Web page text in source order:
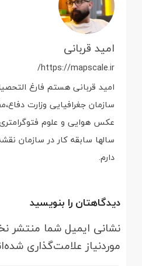
امید قربانی
https://mapscale.ir/
امید قربانی هستم فارغ
سازمان جغرافیایی وزارت
عکس هوایی و علوم
سالها سابقه کار در سازمان
دارم.
دیدگاهتان را بنویسید
نشانی ایمیل شما منتشر
موردنیاز علامت‌گذاری